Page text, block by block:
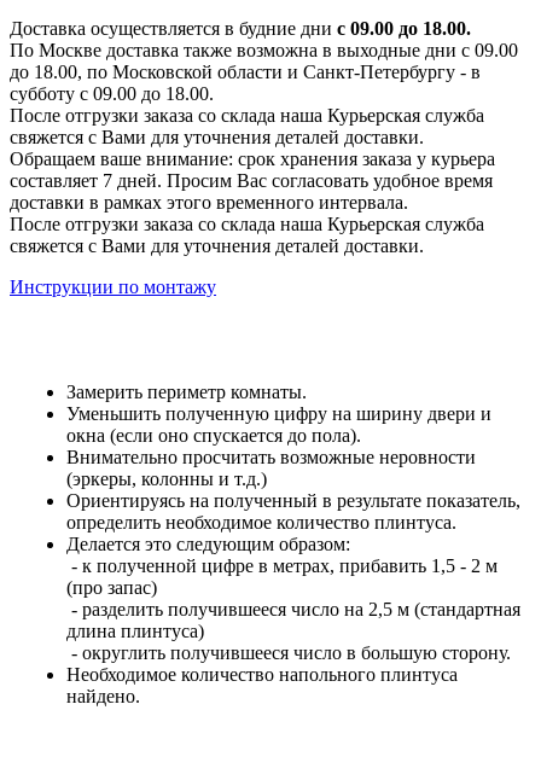
Доставка осуществляется в будние дни с 09.00 до 18.00.
По Москве доставка также возможна в выходные дни с 09.00
до 18.00, по Московской области и Санкт-Петербургу - в
субботу с 09.00 до 18.00.
После отгрузки заказа со склада наша Курьерская служба
свяжется с Вами для уточнения деталей доставки.
Обращаем ваше внимание: срок хранения заказа у курьера
составляет 7 дней. Просим Вас согласовать удобное время
доставки в рамках этого временного интервала.
После отгрузки заказа со склада наша Курьерская служба
свяжется с Вами для уточнения деталей доставки.
Инструкции по монтажу
Замерить периметр комнаты.
Уменьшить полученную цифру на ширину двери и
окна (если оно спускается до пола).
Внимательно просчитать возможные неровности
(эркеры, колонны и т.д.)
Ориентируясь на полученный в результате показатель,
определить необходимое количество плинтуса.
Делается это следующим образом:
- к полученной цифре в метрах, прибавить 1,5 - 2 м
(про запас)
- разделить получившееся число на 2,5 м (стандартная
длина плинтуса)
- округлить получившееся число в большую сторону.
Необходимое количество напольного плинтуса
найдено.